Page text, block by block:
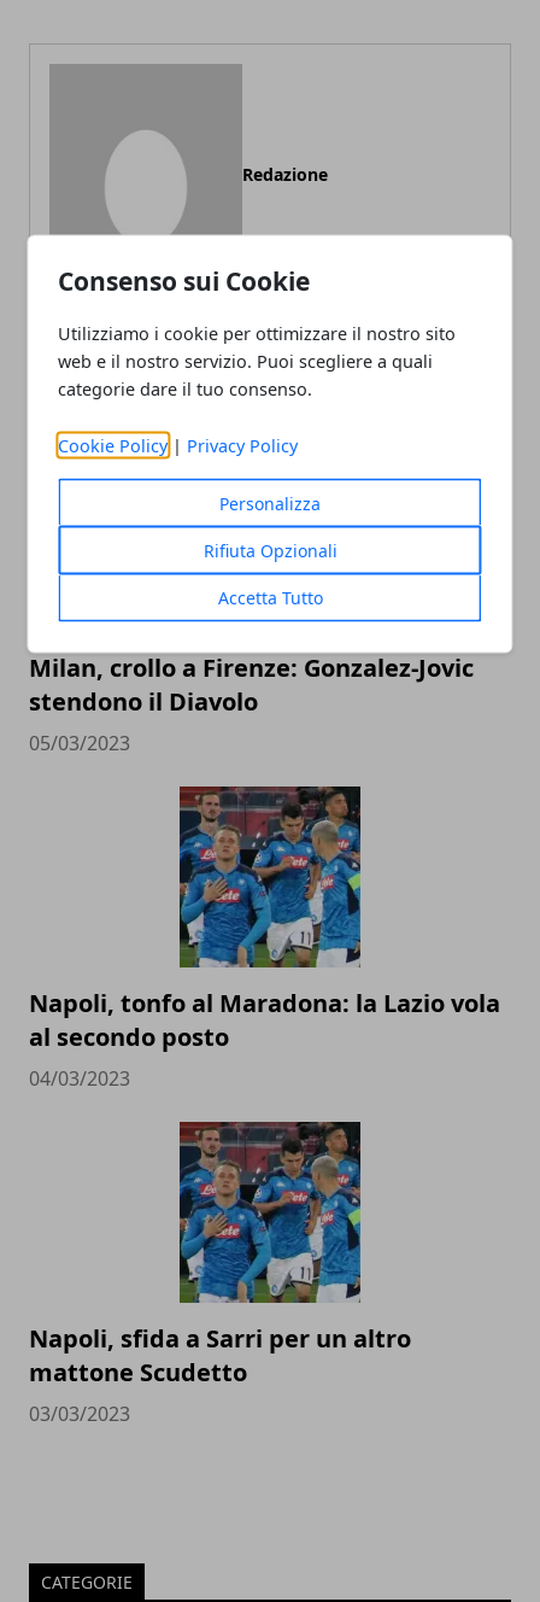
Consenso sui Cookie
Utilizziamo i cookie per ottimizzare il nostro sito
web e il nostro servizio. Puoi scegliere a quali
categorie dare il tuo consenso.
Cookie Policy | Privacy Policy
Personalizza
Rifiuta Opzionali
Accetta Tutto
Redazione
ARTICOLI CORRELATI
Milan, crollo a Firenze: Gonzalez-Jovic
stendono il Diavolo
05/03/2023
Napoli, tonfo al Maradona: la Lazio vola
al secondo posto
04/03/2023
Napoli, sfida a Sarri per un altro
mattone Scudetto
03/03/2023
CATEGORIE